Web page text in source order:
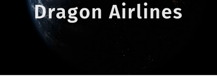
Dragon Airlines